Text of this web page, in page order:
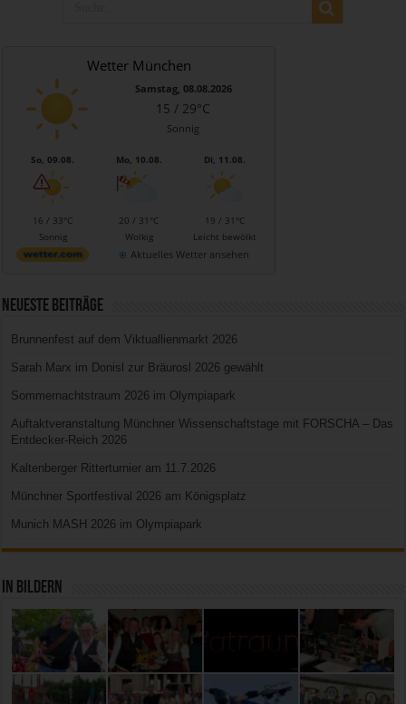
Wetter München
Samstag, 08.08.2026
15 / 29°C
Sonnig
So, 09.08.
16 / 33°C
Sonnig
Mo, 10.08.
20 / 31°C
Wolkig
Di, 11.08.
19 / 31°C
Leicht bewölkt
Aktuelles Wetter ansehen
Neueste Beiträge
Brunnenfest auf dem Viktuallienmarkt 2026
Sarah Marx im Donisl zur Bräurosl 2026 gewählt
Sommernachtstraum 2026 im Olympiapark
Auftaktveranstaltung Münchner Wissenschaftstage mit FORSCHA – Das
Entdecker-Reich 2026
Kaltenberger Ritterturnier am 11.7.2026
Münchner Sportfestival 2026 am Königsplatz
Munich MASH 2026 im Olympiapark
In Bildern